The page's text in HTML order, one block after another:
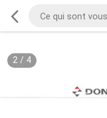
2/ 4